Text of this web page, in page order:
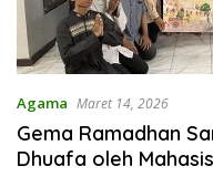
Agama Maret 14, 2026
Gema Ramadhan
Dhuafa oleh